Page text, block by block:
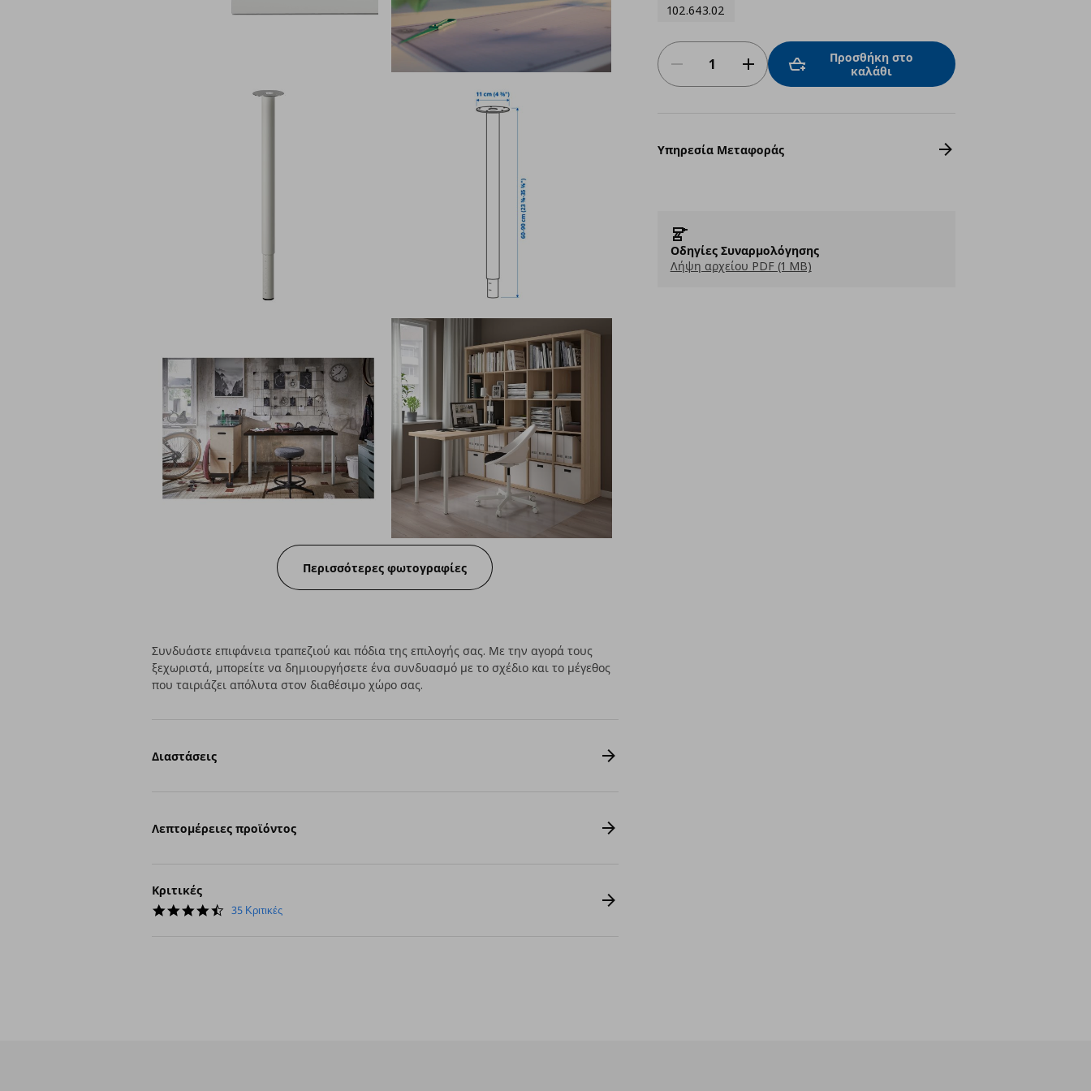
Περισσότερες φωτογραφίες
102.643.02
Προσθήκη στο
καλάθι
Υπηρεσία Μεταφοράς
Οδηγίες Συναρμολόγησης
Λήψη αρχείου PDF (1 MB)
Συνδυάστε επιφάνεια τραπεζιού και πόδια της επιλογής σας. Με την αγορά τους
ξεχωριστά, μπορείτε να δημιουργήσετε ένα συνδυασμό με το σχέδιο και το μέγεθος
που ταιριάζει απόλυτα στον διαθέσιμο χώρο σας.
Διαστάσεις
Λεπτομέρειες προϊόντος
Κριτικές
4.7
35 Κριτικές